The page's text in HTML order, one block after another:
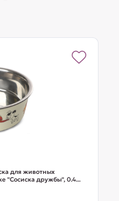
для животных
"Сосиска дружбы", 0.4...